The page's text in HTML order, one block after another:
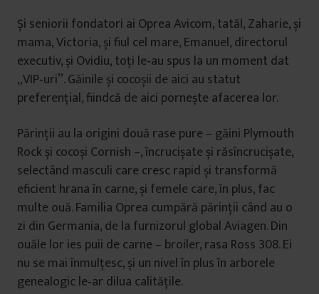
Și seniorii fondatori ai Oprea Avicom, tatăl, Zaharie, și
mama, Victoria, și fiul cel mare, Emanuel, directorul
executiv, și Ovidiu, toți le‑au spus la un moment dat
„VIP‑uri”. Găinile și cocoșii de aici au statut
preferențial, fiindcă de aici pornește afacerea lor.
Părinții au la origini două rase pure – găini Plymouth
Rock și cocoși Cornish –, încrucișate și răsîncrucișate,
selectând masculi care cresc rapid și transformă
eficient hrana în carne, și femele care, în plus, fac
multe ouă. Familia Oprea cumpără părinții când au o
zi din Germania, de la furnizorul global Aviagen. Din
ouăle lor ies puii de carne – broiler, rasa Ross 308. Ei
nu se mai înmulțesc, și un nivel în plus în arborele
genealogic le‑ar dilua calitățile.